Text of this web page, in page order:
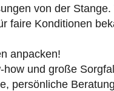
von der
faire Konditionen
anpacken!
how und große
persönliche